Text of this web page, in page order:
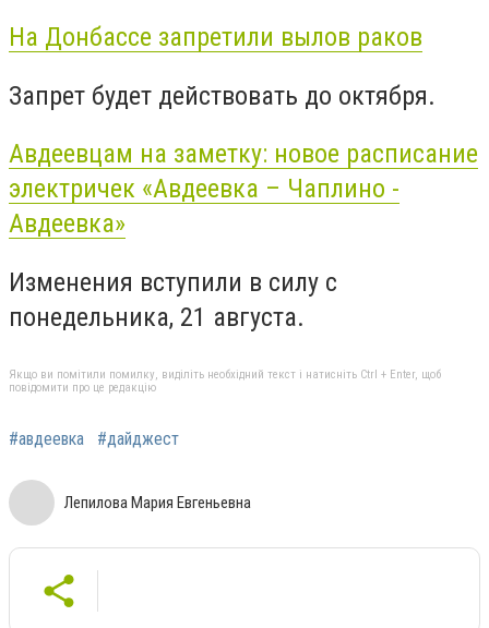
На Донбассе запретили вылов раков
Запрет будет действовать до октября.
Авдеевцам на заметку: новое расписание
электричек «Авдеевка – Чаплино -
Авдеевка»
Изменения вступили в силу с
понедельника, 21 августа.
Якщо ви помітили помилку, виділіть необхідний текст і натисніть Ctrl + Enter, щоб
повідомити про це редакцію
#авдеевка #дайджест
Лепилова Мария Евгеньевна